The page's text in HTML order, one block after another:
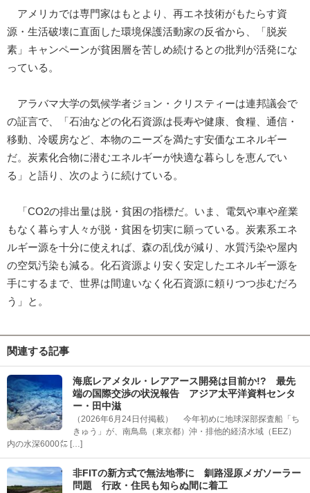
アメリカでは専門家はもとより、再エネ技術がもたらす資
源・生活破壊に直面した環境保護活動家の反省から、「脱炭
素」キャンペーンが貧困層を苦しめ続けるとの批判が活発にな
っている。
アラバマ大学の気候学者ジョン・クリスティーは連邦議会で
の証言で、「石油などの化石資源は長寿や健康、食糧、通信・
移動、冷暖房など、本物のニーズを満たす安価なエネルギー
だ。炭素化合物に潜むエネルギーが快適な暮らしを恵んでい
る」と語り、次のように続けている。
「CO2の排出量は脱・貧困の指標だ。いま、電気や車や産業
もなく暮らす人々が脱・貧困を切実に願っている。炭素系エネ
ルギー源を十分に使えれば、森の乱伐が減り、水質汚染や屋内
の空気汚染も減る。化石資源より安く安定したエネルギー源を
手にするまで、世界は間違いなく化石資源に頼りつつ歩むだろ
う」と。
関連する記事
海底レアメタル・レアアース開発は目前か!? 最先
端の国際交渉の状況報告 アジア太平洋資料センタ
ー・田中滋
（2026年6月24日付掲載） 今年初めに地球深部探査船「ち
きゅう」が、南鳥島（東京都）沖・排他的経済水域（EEZ）
内の水深6000㍍ […]
非FITの新方式で無法地帯に 釧路湿原メガソーラー
問題 行政・住民も知らぬ間に着工